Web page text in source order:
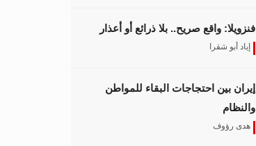
فنزويلا: واقع صريح.. بلا ذرائع أو أعذار
إياد أبو شقرا
إيران بين احتجاجات البقاء للمواطن
والنظام
هدى رؤوف